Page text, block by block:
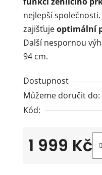
0,0
z
5
hvězdiček.
nejlepší společnosti.
zajišťujeoptimální
Další nespornou
94 cm.
Dostupnost
Můžeme doručit do:
Kód:
1 999 Kč